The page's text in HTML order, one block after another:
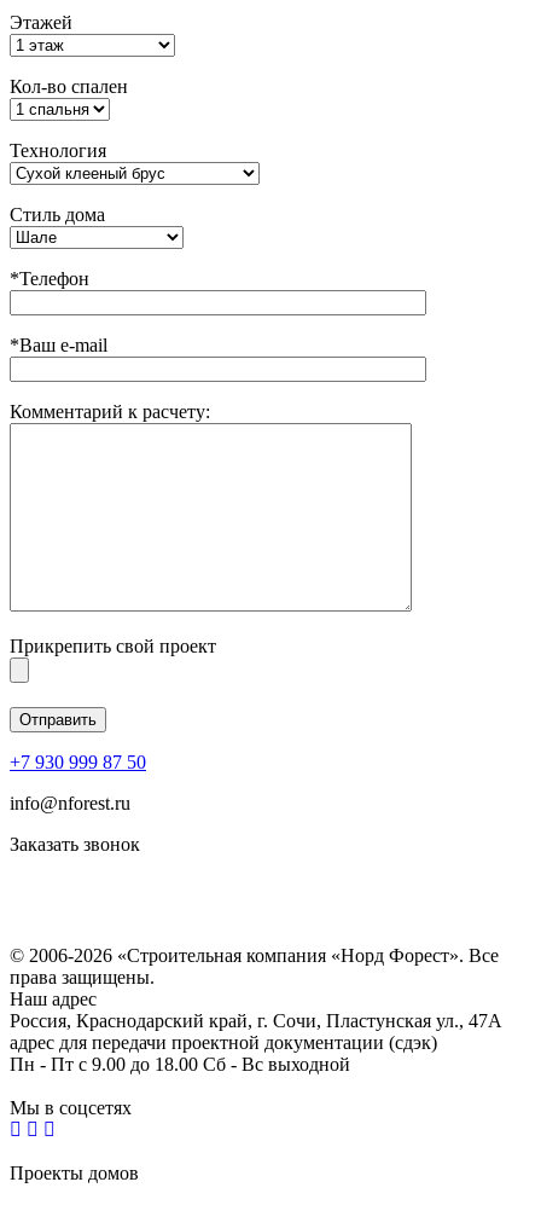
Этажей
Кол-во спален
Технология
Стиль дома
*Телефон
*Ваш e-mail
Комментарий к расчету:
Прикрепить свой проект
+7 930 999 87 50
info@nforest.ru
Заказать звонок
© 2006-2026 «Строительная компания «Норд Форест». Все
права защищены.
Наш адрес
Россия, Краснодарский край, г. Сочи, Пластунская ул., 47А
адрес для передачи проектной документации (сдэк)
Пн - Пт с 9.00 до 18.00 Сб - Вс выходной
Мы в соцсетях
Проекты домов